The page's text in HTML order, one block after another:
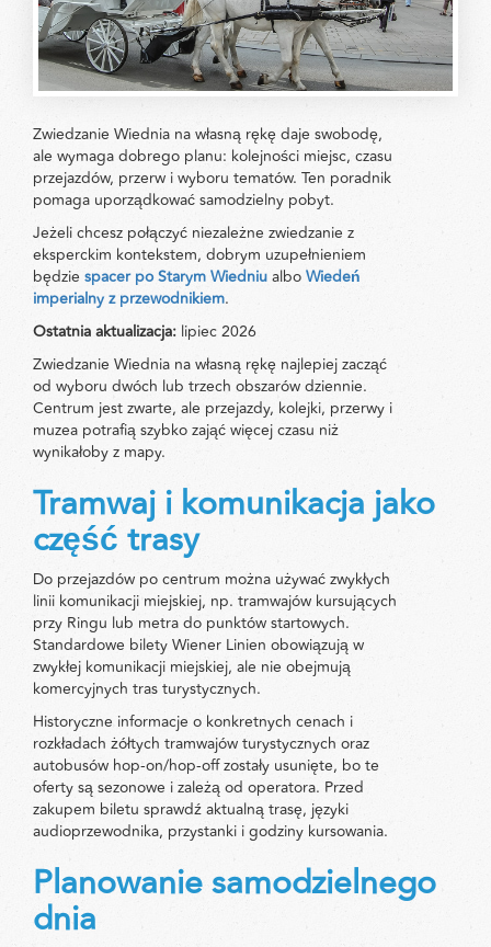
Zwiedzanie Wiednia na własną rękę daje swobodę,
ale wymaga dobrego planu: kolejności miejsc, czasu
przejazdów, przerw i wyboru tematów. Ten poradnik
pomaga uporządkować samodzielny pobyt.
Jeżeli chcesz połączyć niezależne zwiedzanie z
eksperckim kontekstem, dobrym uzupełnieniem
będzie spacer po Starym WiedniualboWiedeń
imperialny z przewodnikiem.
Ostatnia aktualizacja: lipiec 2026
Zwiedzanie Wiednia na własną rękę najlepiej zacząć
od wyboru dwóch lub trzech obszarów dziennie.
Centrum jest zwarte, ale przejazdy, kolejki, przerwy i
muzea potrafią szybko zająć więcej czasu niż
wynikałoby z mapy.
Tramwaj i komunikacja jako
część trasy
Do przejazdów po centrum można używać zwykłych
linii komunikacji miejskiej, np. tramwajów kursujących
przy Ringu lub metra do punktów startowych.
Standardowe bilety Wiener Linien obowiązują w
zwykłej komunikacji miejskiej, ale nie obejmują
komercyjnych tras turystycznych.
Historyczne informacje o konkretnych cenach i
rozkładach żółtych tramwajów turystycznych oraz
autobusów hop-on/hop-off zostały usunięte, bo te
oferty są sezonowe i zależą od operatora. Przed
zakupem biletu sprawdź aktualną trasę, języki
audioprzewodnika, przystanki i godziny kursowania.
Planowanie samodzielnego
dnia